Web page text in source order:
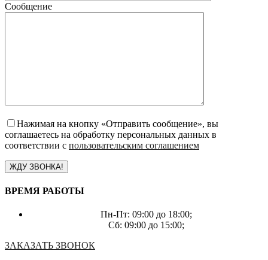
Сообщение
Нажимая на кнопку «Отправить сообщение», вы
соглашаетесь на обработку персональных данных в
соответствии с пользовательским соглашением
ВРЕМЯ РАБОТЫ
Пн-Пт: 09:00 до 18:00;
Сб: 09:00 до 15:00;
ЗАКАЗАТЬ ЗВОНОК